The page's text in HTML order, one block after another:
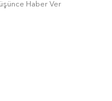
Haber Ver